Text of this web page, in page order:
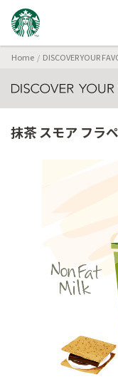
Home DISCOVER YOUR
抹茶 スモア フラ